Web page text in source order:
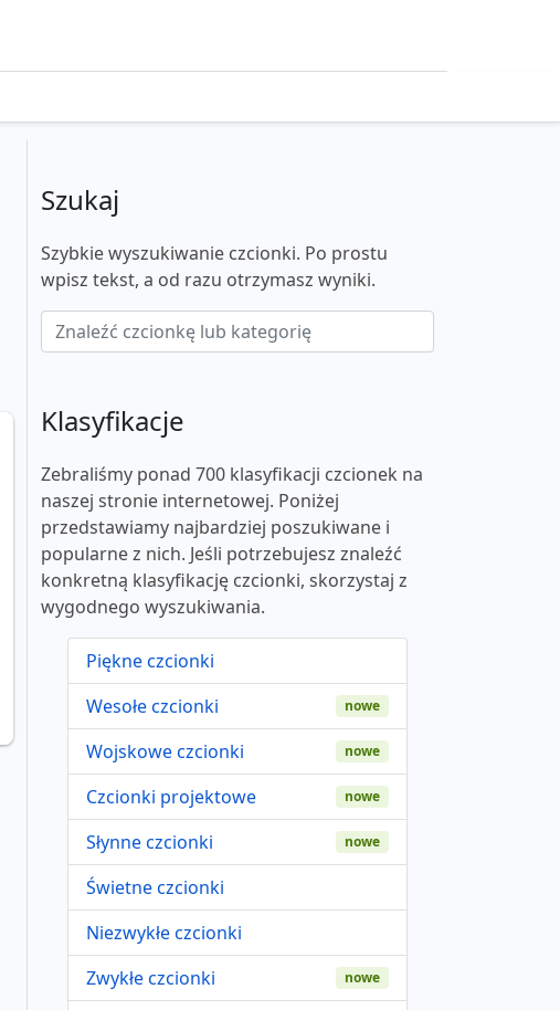
Szukaj
Szybkie wyszukiwanie czcionki. Po prostu
wpisz tekst, a od razu otrzymasz wyniki.
Klasyfikacje
Zebraliśmy ponad 700 klasyfikacji czcionek na
naszej stronie internetowej. Poniżej
przedstawiamy najbardziej poszukiwane i
popularne z nich. Jeśli potrzebujesz znaleźć
konkretną klasyfikację czcionki, skorzystaj z
wygodnego wyszukiwania.
Piękne czcionki
Wesołe czcionki
nowe
Wojskowe czcionki nowe
Czcionki projektowe nowe
Słynne czcionki nowe
Świetne czcionki
Niezwykłe czcionki
Zwykłe czcionki
nowe